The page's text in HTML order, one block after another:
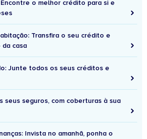
o melhor crédito para si e
Transfira o seu crédito e
casa
Junte todos os seus créditos e
seus seguros, com coberturas à sua
Invista no amanhã, ponha o